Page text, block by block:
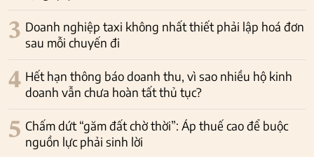
3 Doanh nghiệp taxi không nhất thiết phải lập hoá đơn
sau mỗi chuyến đi
4 Hết hạn thông báo doanh thu, vì sao nhiều hộ kinh
doanh vẫn chưa hoàn tất thủ tục?
5 Chấm dứt “găm đất chờ thời”: Áp thuế cao để buộc
nguồn lực phải sinh lời